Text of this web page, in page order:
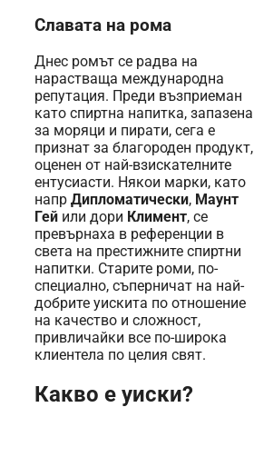
Славата на рома
Днес ромът се радва на
нарастваща международна
репутация. Преди възприеман
като спиртна напитка, запазена
за моряци и пирати, сега е
признат за благороден продукт,
оценен от най-взискателните
ентусиасти. Някои марки, като
напр Дипломатически, Маунт
Гей или дори Климент, се
превърнаха в референции в
света на престижните спиртни
напитки. Старите роми, по-
специално, съперничат на най-
добрите уискита по отношение
на качество и сложност,
привличайки все по-широка
клиентела по целия свят.
Какво е уиски?